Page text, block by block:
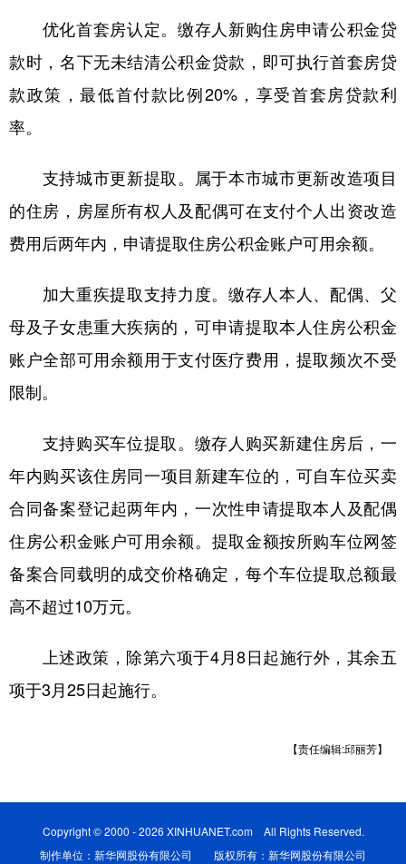
山东 河南 湖北 湖南
广东 广西 海南 重庆
陕西 甘肃 青海 宁夏
新疆 内蒙古 黑龙江
Русский язык 日本語 한국어
优化首套房认定。缴存人新购住房申请公积金贷
款时，名下无未结清公积金贷款，即可执行首套房贷
款政策，最低首付款比例20%，享受首套房贷款利
率。
支持城市更新提取。属于本市城市更新改造项目
的住房，房屋所有权人及配偶可在支付个人出资改造
费用后两年内，申请提取住房公积金账户可用余额。
加大重疾提取支持力度。缴存人本人、配偶、父
母及子女患重大疾病的，可申请提取本人住房公积金
账户全部可用余额用于支付医疗费用，提取频次不受
限制。
支持购买车位提取。缴存人购买新建住房后，一
年内购买该住房同一项目新建车位的，可自车位买卖
合同备案登记起两年内，一次性申请提取本人及配偶
住房公积金账户可用余额。提取金额按所购车位网签
备案合同载明的成交价格确定，每个车位提取总额最
高不超过10万元。
上述政策，除第六项于4月8日起施行外，其余五
项于3月25日起施行。
【责任编辑:邱丽芳】
Copyright © 2000 - 2026 XINHUANET.com All Rights Reserved.
制作单位：新华网股份有限公司 版权所有：新华网股份有限公司